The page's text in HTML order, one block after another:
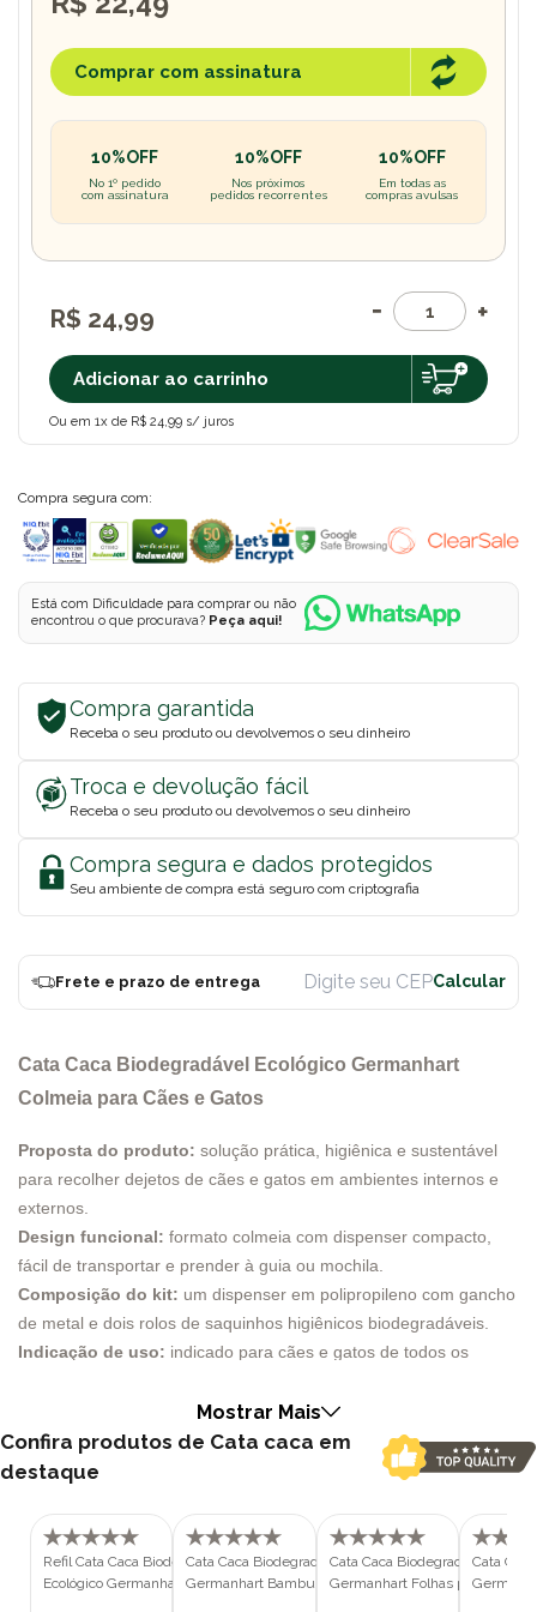
R$ 24,99
Adicionar ao carrinho
Ou em 1x de R$ 24,99 s/ juros
Comprar com assinatura
10%OFF
No 1º pedido
com assinatura
10%OFF
Nos próximos
pedidos recorrentes
10%OFF
Em todas as
compras avulsas
Compra segura com:
Está com Dificuldade para comprar ou não
encontrou o que procurava? Peça aqui!
Compra garantida
Receba o seu produto ou devolvemos o seu dinheiro
Troca e devolução fácil
Receba o seu produto ou devolvemos o seu dinheiro
Compra segura e dados protegidos
Seu ambiente de compra está seguro com criptografia
Frete e prazo de entrega
Cata Caca Biodegradável Ecológico Germanhart
Colmeia para Cães e Gatos
Proposta do produto: solução prática, higiênica e sustentável
para recolher dejetos de cães e gatos em ambientes internos e
externos.
Design funcional: formato colmeia com dispenser compacto,
fácil de transportar e prender à guia ou mochila.
Composição do kit: um dispenser em polipropileno com gancho
de metal e dois rolos de saquinhos higiênicos biodegradáveis.
Indicação de uso: indicado para cães e gatos de todos os
sacolas biodegradáveis que reduzem o
impacto ambiental em comparação ao plástico convencional.
Conforto no uso:
fragrância de talco que auxilia no controle de
Aplicação versátil: adequado para passeios, áreas externas,
quintais e ambientes internos.
Valor agregado:promove higiene urbana, responsabilidade
Mostrar Mais
Confira produtos de Cata caca em
destaque
Refil Cata Caca Biodegradável
Ecológico Germanhart Colmeia para
Cata Caca Biodegradável Ecológico
Germanhart Bambu para Cães e
Cata Caca Biodegradável
Germanhart Folhas para Cães e
Cata